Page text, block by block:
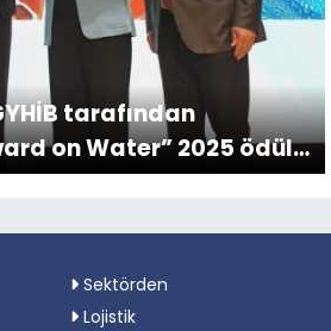
tarafından
on Water” 2025 ödül
altı yat ihracatında
Sektörden
Lojistik